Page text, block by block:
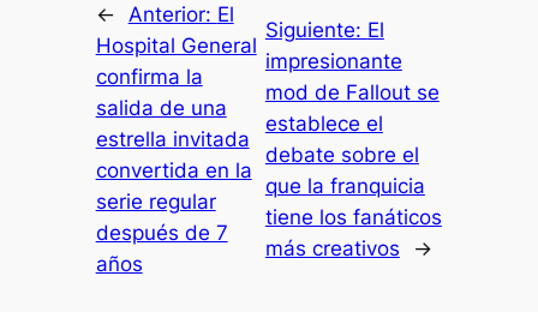
← Anterior: El
Hospital General
confirma la
salida de una
estrella invitada
convertida en la
serie regular
después de 7
años
Siguiente: El
impresionante
mod de Fallout se
establece el
debate sobre el
que la franquicia
tiene los fanáticos
más creativos
→